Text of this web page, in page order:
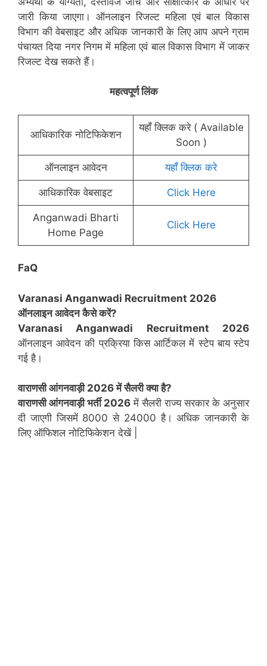
जारी किया जाएगा। ऑनलाइन रिजल्ट महिला एवं बाल विकास
विभाग की वेबसाइट और अधिक जानकारी के लिए आप अपने ग्राम
पंचायत दिया नगर निगम में महिला एवं बाल विकास विभाग में जाकर
रिजल्ट देख सकते हैं।
महत्वपूर्ण लिंक
आधिकारिक नोटिफिकेशन
यहाँ क्लिक करे ( Available
Soon )
ऑनलाइन आवेदन यहाँ क्लिक करे
आधिकारिक वेबसाइट Click Here
Anganwadi Bharti
Home Page
Click Here
FaQ
Varanasi Anganwadi Recruitment 2026
ऑनलाइन आवेदन कैसे करें?
Varanasi Anganwadi Recruitment 2026
ऑनलाइन आवेदन की प्रक्रिया किस आर्टिकल में स्टेप बाय स्टेप
गई है।
वाराणसीआंगनवाड़ी 2026 में सैलरी क्या है?
वाराणसी आंगनवाड़ी भर्ती 2026 में सैलरी राज्य सरकार के अनुसार
दी जाएगी जिसमें 8000 से 24000 है। अधिक जानकारी के
लिए ऑफिशल नोटिफिकेशन देखें |